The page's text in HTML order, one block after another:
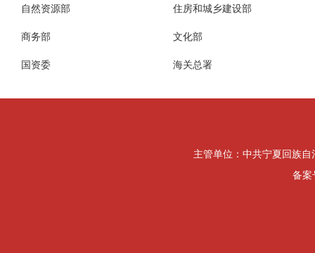
自然资源部 住房和城乡建设部
商务部 文化部
国资委 海关总署
主管单位：中共宁夏回族自
备案